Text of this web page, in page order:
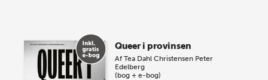
store sommer-lagersalg, så sæt kryds i kalenderen
onsdag den 10. j…
Queer i provinsen
AfTea Dahl Christensen Peter
Edelberg
(bog + e-bog)